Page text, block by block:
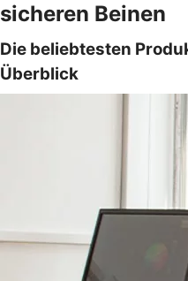
sicheren Beinen
Die beliebtesten
Überblick